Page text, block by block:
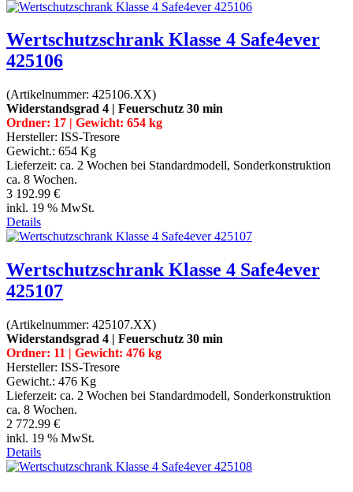
Wertschutzschrank Klasse 4 Safe4ever
425106
(Artikelnummer: 425106.XX)
Widerstandsgrad 4 | Feuerschutz 30 min
Ordner: 17 | Gewicht: 654 kg
Hersteller: ISS-Tresore
Gewicht.: 654 Kg
Lieferzeit: ca. 2 Wochen bei Standardmodell, Sonderkonstruktion
ca. 8 Wochen.
3 192.99 €
inkl. 19 % MwSt.
Details
Wertschutzschrank Klasse 4 Safe4ever
425107
(Artikelnummer: 425107.XX)
Widerstandsgrad 4 | Feuerschutz 30 min
Ordner: 11 | Gewicht: 476 kg
Hersteller: ISS-Tresore
Gewicht.: 476 Kg
Lieferzeit: ca. 2 Wochen bei Standardmodell, Sonderkonstruktion
ca. 8 Wochen.
2 772.99 €
inkl. 19 % MwSt.
Details